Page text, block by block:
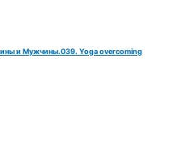
и Мужчины.039. Yoga overcoming